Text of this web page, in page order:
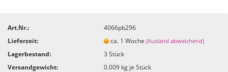
Art.Nr.:
4066pb296
Lieferzeit:
ca. 1 Woche(Ausland abweichend)
Lagerbestand: 3Stück
Versandgewicht:
0.009 kg je Stück